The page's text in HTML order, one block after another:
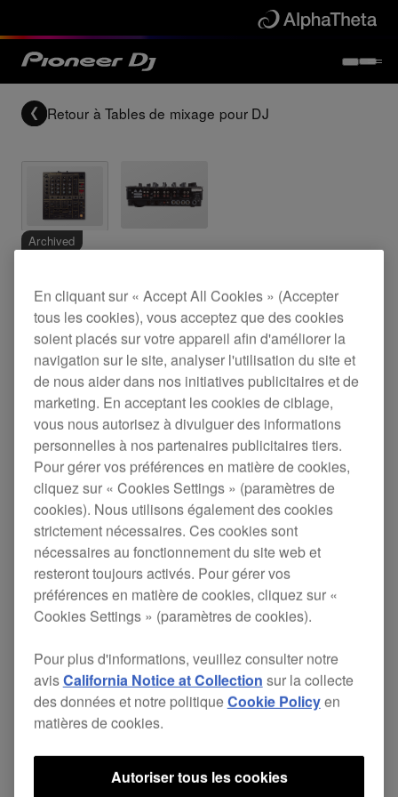
Retour à Tables de mixage pour DJ
Archived
Table de mixage numérique 4 voies
DJM-600
Table de mixage 4 voies :
Boîte d'effets
Compteur de Beat Per Minute permanent
Assignation des effets dans le tempo par
simples pressions de touche
Effet "Transformer"
Echantilloneur 8 secondes (stéréo et 44 kHz)
démarrable au cross fader : boucle, cue,
stretch
Cross fader
3 courbes de mixage possibles
En cliquant sur « Accept All Cookies » (Accepter
tous les cookies), vous acceptez que des cookies
soient placés sur votre appareil afin d'améliorer la
navigation sur le site, analyser l'utilisation du site et
de nous aider dans nos initiatives publicitaires et de
marketing. En acceptant les cookies de ciblage,
vous nous autorisez à divulguer des informations
personnelles à nos partenaires publicitaires tiers.
Pour gérer vos préférences en matière de cookies,
cliquez sur « Cookies Settings » (paramètres de
cookies). Nous utilisons également des cookies
strictement nécessaires. Ces cookies sont
nécessaires au fonctionnement du site web et
resteront toujours activés. Pour gérer vos
préférences en matière de cookies, cliquez sur «
Cookies Settings » (paramètres de cookies).
Pour plus d'informations, veuillez consulter notre
avisCalifornia Notice at Collection sur la collecte
des données et notre politique Cookie Policyen
matières de cookies.
Autoriser tous les cookies